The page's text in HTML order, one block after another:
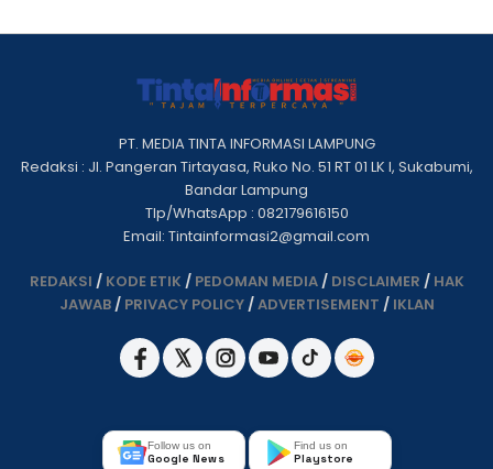
PT. MEDIA TINTA INFORMASI LAMPUNG
Redaksi : Jl. Pangeran Tirtayasa, Ruko No. 51 RT 01 LK I, Sukabumi,
Bandar Lampung
Tlp/WhatsApp : 082179616150
Email: Tintainformasi2@gmail.com
REDAKSI / KODE ETIK / PEDOMAN MEDIA/ DISCLAIMER / HAK
JAWAB/ PRIVACY POLICY/ADVERTISEMENT / IKLAN
Follow us on
Google News
Find us on
Playstore